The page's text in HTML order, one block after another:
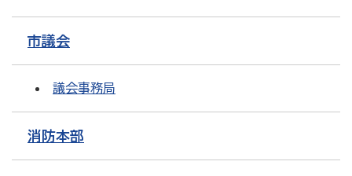
市議会
議会事務局
消防本部